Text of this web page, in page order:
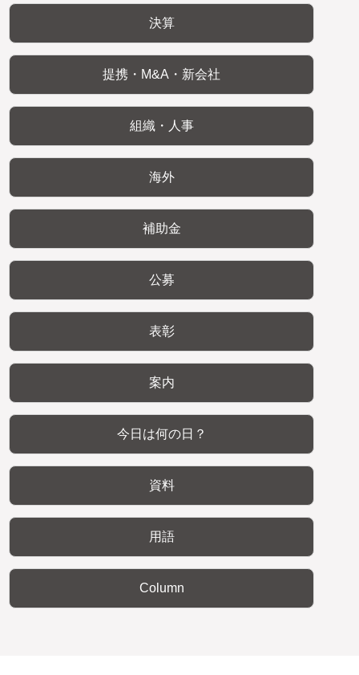
決算
提携・M&A・新会社
組織・人事
海外
補助金
公募
表彰
案内
今日は何の日？
資料
用語
Column